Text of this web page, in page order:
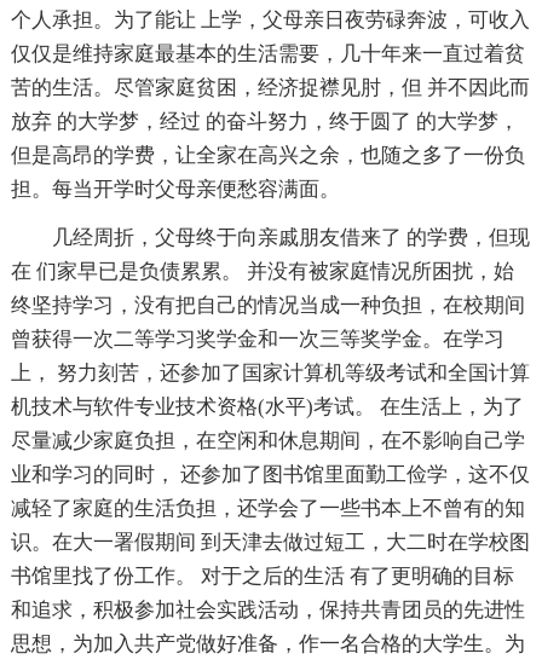
个人承担。为了能让 上学，父母亲日夜劳碌奔波，可收入
仅仅是维持家庭最基本的生活需要，几十年来一直过着贫
苦的生活。尽管家庭贫困，经济捉襟见肘，但 并不因此而
放弃 的大学梦，经过 的奋斗努力，终于圆了 的大学梦，
但是高昂的学费，让全家在高兴之余，也随之多了一份负
担。每当开学时父母亲便愁容满面。
几经周折，父母终于向亲戚朋友借来了 的学费，但现
在 们家早已是负债累累。 并没有被家庭情况所困扰，始
终坚持学习，没有把自己的情况当成一种负担，在校期间
曾获得一次二等学习奖学金和一次三等奖学金。在学习
上， 努力刻苦，还参加了国家计算机等级考试和全国计算
机技术与软件专业技术资格(水平)考试。 在生活上，为了
尽量减少家庭负担，在空闲和休息期间，在不影响自己学
业和学习的同时， 还参加了图书馆里面勤工俭学，这不仅
减轻了家庭的生活负担，还学会了一些书本上不曾有的知
识。在大一署假期间 到天津去做过短工，大二时在学校图
书馆里找了份工作。 对于之后的生活 有了更明确的目标
和追求，积极参加社会实践活动，保持共青团员的先进性
思想，为加入共产党做好准备，作一名合格的大学生。为